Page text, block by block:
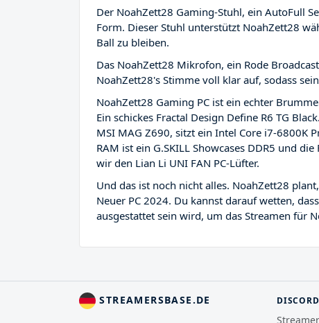
Der NoahZett28 Gaming-Stuhl, ein AutoFull
Form. Dieser Stuhl unterstützt NoahZett28
Ball zu bleiben.
Das NoahZett28 Mikrofon, ein Rode
NoahZett28's Stimme voll klar auf, sodass
NoahZett28 Gaming PC ist ein echter
Ein schickes Fractal Design Define R6 TG
MSI MAG Z690, sitzt ein Intel Core i7-6800K
RAM ist ein G.SKILL Showcases DDR5 und
wir den Lian Li UNI FAN PC-Lüfter.
Und das ist noch nicht alles. NoahZett28
Neuer PC 2024. Du kannst darauf wetten,
ausgestattet sein wird, um das Streamen für
STREAMERSBASE.DE